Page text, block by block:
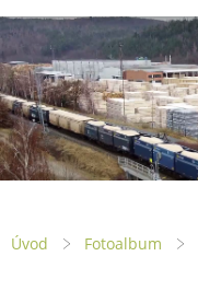
Úvod Fotoalbum